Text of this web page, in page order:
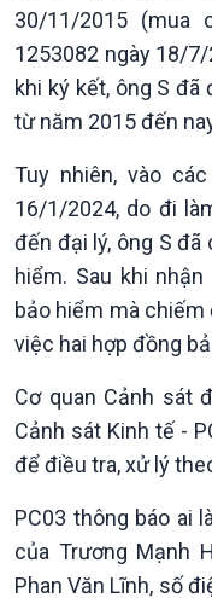
Podcast
30/11/2015 (mua
1253082 ngày 18/
khi ký kết, ông S
từ năm 2015 đến
Tuy nhiên, vào
16/1/2024, do đi
đến đại lý, ông S
hiểm. Sau khi
bảo hiểm mà chiếm
việc hai hợp đồng
Cơ quan Cảnh sát
Cảnh sát Kinh tế -
để điều tra, xử lý
PC03 thông báo ai
của Trương Mạnh
Phan Văn Lĩnh, số